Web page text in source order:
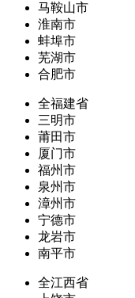
马鞍山市
淮南市
蚌埠市
芜湖市
合肥市
全福建省
三明市
莆田市
厦门市
福州市
泉州市
漳州市
宁德市
龙岩市
南平市
全江西省